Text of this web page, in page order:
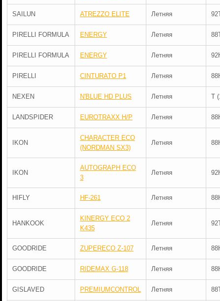
SAILUN ATREZZO ELITE Летняя
PIRELLI FORMULA ENERGY Летняя
PIRELLI FORMULA ENERGY Летняя
PIRELLI CINTURATO P1 Летняя
NEXEN N'BLUE HD PLUS Летняя T
LANDSPIDER EUROTRAXX H/P Летняя
IKON
CHARACTER ECO
(NORDMAN SX3)
Летняя
IKON
AUTOGRAPH ECO
3
Летняя
HIFLY HF-261 Летняя
HANKOOK
KINERGY ECO 2
K435
Летняя
GOODRIDE ZUPERECO Z-107 Летняя
GOODRIDE RIDEMAX G-118 Летняя
GISLAVED PREMIUMCONTROL Летняя